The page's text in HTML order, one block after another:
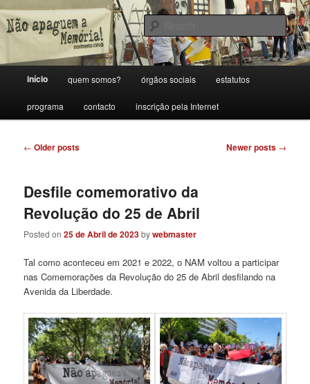
Skip
to
primary
Skip
to
secondary
Movimento Cívico Não Apaguem a
Memória!
Porque sem memória não há futuro.
início quem somos? órgãos sociais estatutos
programa contacto inscrição pela Internet
Post
← Older posts Newer posts →
Desfile comemorativo da
Revolução do 25 de Abril
Posted on25 de Abril de 2023bywebmaster
Tal como aconteceu em 2021 e 2022, o NAM voltou a participar
nas Comemorações da Revolução do 25 de Abril desfilando na
Avenida da Liberdade.